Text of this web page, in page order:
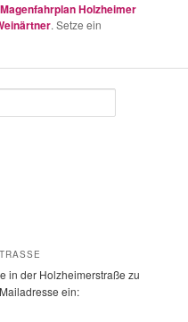
Magenfahrplan Holzheimer
. Setze ein
in der Holzheimerstraße zu
ein: